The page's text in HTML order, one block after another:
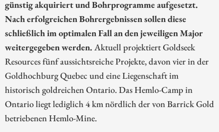
günstig akquiriert und Bohrprogramme aufgesetzt.
Nach erfolgreichen Bohrergebnissen sollen diese
schließlich im optimalen Fall an den jeweiligen Major
weitergegeben werden. Aktuell projektiert Goldseek
Resources fünf aussichtsreiche Projekte, davon vier in der
Goldhochburg Quebec und eine Liegenschaft im
historisch goldreichen Ontario. Das Hemlo-Camp in
Ontario liegt lediglich 4 km nördlich der von Barrick Gold
betriebenen Hemlo-Mine.